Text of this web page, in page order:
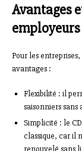
Avantages
employeurs
Pour les
avantages :
Flexibilité : il
saisonniers
Simplicité : le
classique, car il
renouvelé sans